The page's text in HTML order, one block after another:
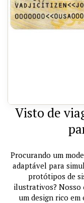
Visto de
Procurando um
adaptável para
protótipos de
ilustrativos? Nosso
um design rico